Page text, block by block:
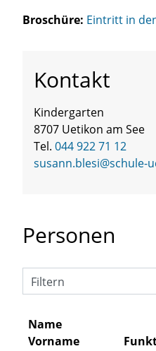
Broschüre: Eintritt in
Kontakt
Kindergarten
8707 Uetikon am See
Tel. 044 922 71 12
susann.blesi@schule-
Personen
Filtern
Name
Vorname